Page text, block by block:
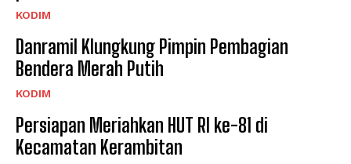
KODIM
Danramil Klungkung Pimpin Pembagian
Bendera Merah Putih
KODIM
Persiapan Meriahkan HUT RI ke-81 di
Kecamatan Kerambitan